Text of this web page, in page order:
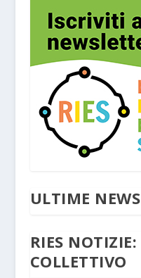
ULTIME
RIES
COLLETTIVO